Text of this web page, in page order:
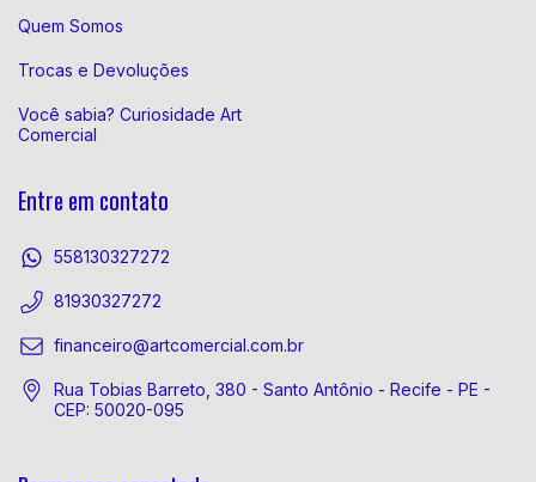
Quem Somos
Trocas e Devoluções
Você sabia? Curiosidade Art
Comercial
Entre em contato
558130327272
81930327272
financeiro@artcomercial.com.br
Rua Tobias Barreto, 380 - Santo Antônio - Recife - PE -
CEP: 50020-095